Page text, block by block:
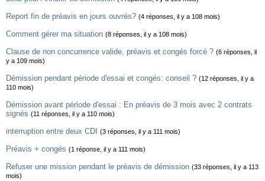
Report fin de préavis en jours ouvrés? (4 réponses, il y a 108 mois)
Comment gérer ma situation (8 réponses, il y a 108 mois)
Clause de non concurrence valide, préavis et congés forcé ? (6 réponses, il
y a 109 mois)
Démission pendant période d'essai et congés: conseil ? (12 réponses, il y a
110 mois)
Démission avant période d'essai : En préavis de 3 mois avec 2 contrats
signés (11 réponses, il y a 110 mois)
interruption entre deux CDI (3 réponses, il y a 111 mois)
Préavis + congés (1 réponse, il y a 111 mois)
Refuser une mission pendant le préavis de démission (33 réponses, il y a 113
mois)